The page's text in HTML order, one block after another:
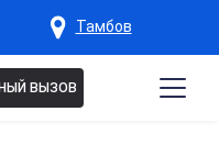
Тамбов
ВЫЗОВ